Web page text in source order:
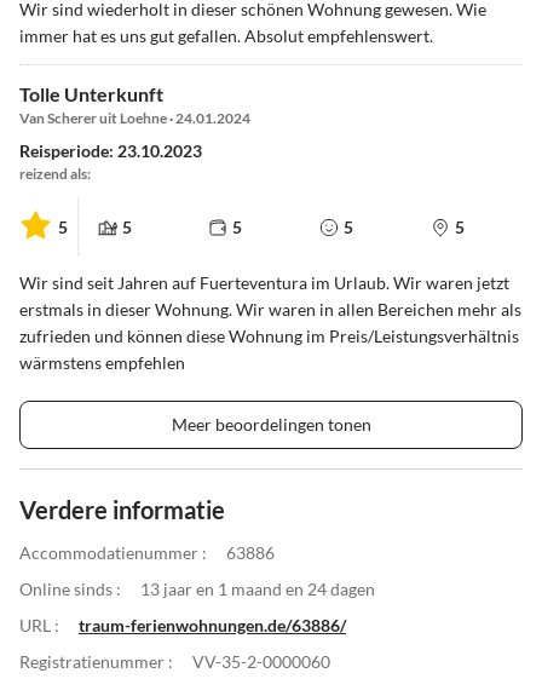
Wir sind wiederholt in dieser schönen Wohnung gewesen. Wie
immer hat es uns gut gefallen. Absolut empfehlenswert.
Tolle Unterkunft
Van Scherer uit Loehne · 24.01.2024
Reisperiode: 23.10.2023
reizend als:
5 5 5 5 5
Wir sind seit Jahren auf Fuerteventura im Urlaub. Wir waren jetzt
erstmals in dieser Wohnung. Wir waren in allen Bereichen mehr als
zufrieden und können diese Wohnung im Preis/Leistungsverhältnis
wärmstens empfehlen
Meer beoordelingen tonen
Verdere informatie
Accommodatienummer :
63886
Online sinds :
13 jaar en 1 maand en 24 dagen
URL :
traum-ferienwohnungen.de/63886/
Registratienummer :
VV-35-2-0000060